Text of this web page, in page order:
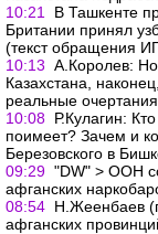
10:21
В Ташкенте
Британии принял
(текст обращения
10:13 А.Королев:
Казахстана,
реальные очертания
10:08 Р.Кулагин:
поимеет? Зачем и
Березовского в
09:29 "DW" > ООН
афганских
08:54 Н.Жеенбаев
афганских